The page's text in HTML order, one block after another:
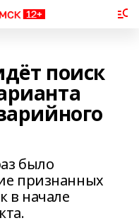
поиск
было
признанных
в начале